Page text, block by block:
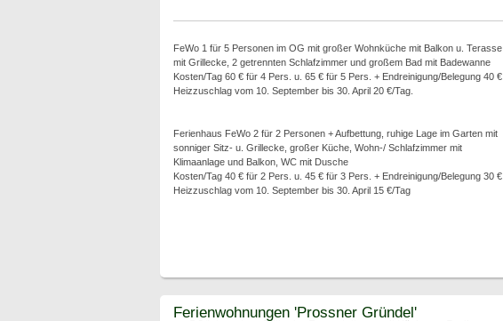
FeWo 1 für 5 Personen im OG mit großer Wohnküche mit Balkon u. Terasse
mit Grillecke, 2 getrennten Schlafzimmer und großem Bad mit Badewanne
Kosten/Tag 60 € für 4 Pers. u. 65 € für 5 Pers. + Endreinigung/Belegung 40 €.
Heizzuschlag vom 10. September bis 30. April 20 €/Tag.
Ferienhaus FeWo 2 für 2 Personen + Aufbettung, ruhige Lage im Garten mit
sonniger Sitz- u. Grillecke, großer Küche, Wohn-/ Schlafzimmer mit
Klimaanlage und Balkon, WC mit Dusche
Kosten/Tag 40 € für 2 Pers. u. 45 € für 3 Pers. + Endreinigung/Belegung 30 €.
Heizzuschlag vom 10. September bis 30. April 15 €/Tag
Ferienwohnungen 'Prossner Gründel'